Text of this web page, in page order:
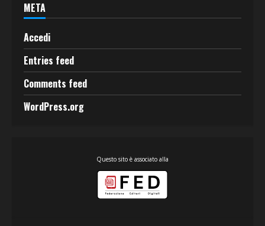
META
Accedi
Entries feed
Comments feed
WordPress.org
Questo sito è associato alla